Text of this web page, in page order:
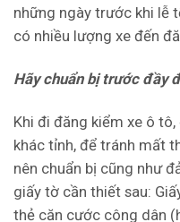
những ngày trước khi lễ
có nhiều lượng xe đến
Hãy chuẩn bị trước đầy
Khi đi đăng kiểm xe ô
khác tỉnh, để tránh mất
nên chuẩn bị cũng như
giấy tờ cần thiết sau:
thẻ căn cước công dân